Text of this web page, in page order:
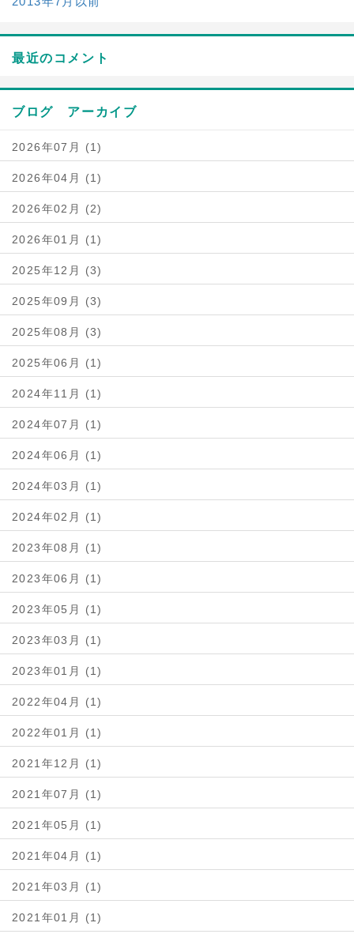
最近のコメント
ブログ アーカイブ
2026年07月 (1)
2026年04月 (1)
2026年02月 (2)
2026年01月 (1)
2025年12月 (3)
2025年09月 (3)
2025年08月 (3)
2025年06月 (1)
2024年11月 (1)
2024年07月 (1)
2024年06月 (1)
2024年03月 (1)
2024年02月 (1)
2023年08月 (1)
2023年06月 (1)
2023年05月 (1)
2023年03月 (1)
2023年01月 (1)
2022年04月 (1)
2022年01月 (1)
2021年12月 (1)
2021年07月 (1)
2021年05月 (1)
2021年04月 (1)
2021年03月 (1)
2021年01月 (1)